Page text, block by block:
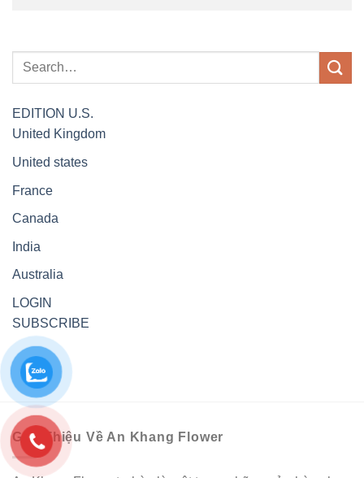
EDITION U.S.
United Kingdom
United states
France
Canada
India
Australia
LOGIN
SUBSCRIBE
Giới Thiệu Về An Khang Flower